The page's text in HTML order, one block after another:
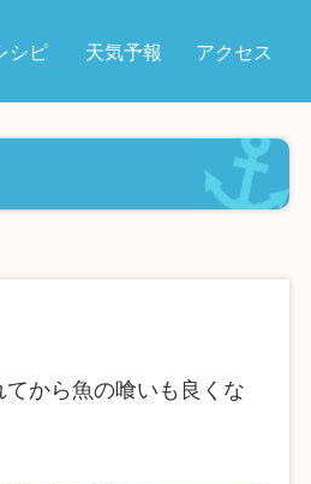
シピ 天気予報 アクセス
から魚の喰いも良くな